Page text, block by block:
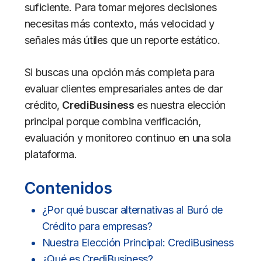
suficiente. Para tomar mejores decisiones
necesitas más contexto, más velocidad y
señales más útiles que un reporte estático.
Si buscas una opción más completa para
evaluar clientes empresariales antes de dar
crédito, CrediBusiness es nuestra elección
principal porque combina verificación,
evaluación y monitoreo continuo en una sola
plataforma.
Contenidos
¿Por qué buscar alternativas al Buró de
Crédito para empresas?
Nuestra Elección Principal: CrediBusiness